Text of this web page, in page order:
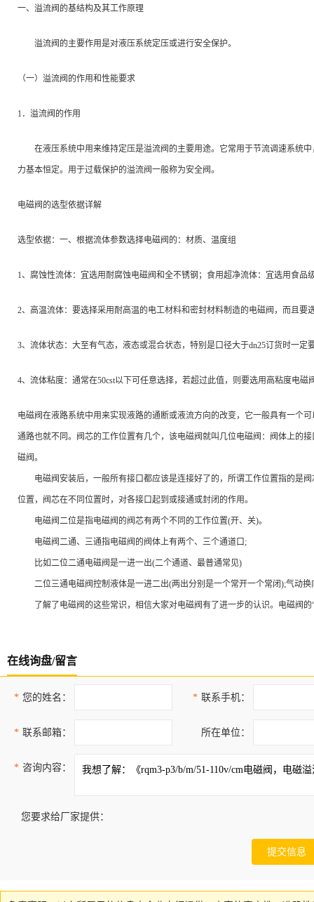
一、溢流阀的基结构及其工作原理
溢流阀的主要作用是对液压系统定压或进行安全保护。
（一）溢流阀的作用和性能要求
1 ．溢流阀的作用
在液压系统中用来维持定压是溢流阀的主要用途。它常用于节流调速系统中
力基本恒定。用于过载保护的溢流阀一般称为安全阀。
电磁阀的选型依据详解
选型依据：一、根据流体参数选择电磁阀的：材质、温度组
1、腐蚀性流体：宜选用耐腐蚀电磁阀和全不锈钢；食用超净流体：宜选用食品
2、高温流体：要选择采用耐高温的电工材料和密封材料制造的电磁阀，而且要
3、流体状态：大至有气态，液态或混合状态，特别是口径大于dn25订货时一定
4、流体粘度：通常在50cst以下可任意选择，若超过此值，则要选用高粘度电磁
电磁阀在液路系统中用来实现液路的通断或液流方向的改变，它一般具有一个可
通路也就不同。阀芯的工作位置有几个，该电磁阀就叫几位电磁阀：阀体上的
磁阀。
电磁阀安装后，一般所有接口都应该是连接好了的，所谓工作位置指的是阀
位置，阀芯在不同位置时，对各接口起到或接通或封闭的作用。
电磁阀二位是指电磁阀的阀芯有两个不同的工作位置(开、关)。
电磁阀二通、三通指电磁阀的阀体上有两个、三个通道口 ;
比如二位二通电磁阀是一进一出(二个通道、最普通常见)
二位三通电磁阀控制液体是一进二出(两出分别是一个常开一个常闭);气动换
了解了电磁阀的这些常识，相信大家对电磁阀有了进一步的认识。电磁阀的
在线询盘/留言
* 您的姓名： * 联系手机：
* 联系邮箱： 所在单位：
* 咨询内容：
您要求给厂家提供：